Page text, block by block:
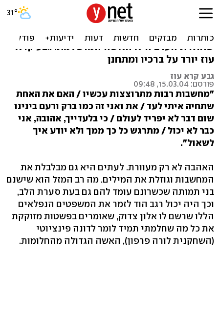
דונה, התינשאי לי?
שחוזרת הערב היא האשה המושלמת. גבע קרא
עוז יורד על ברכיו ומתחנן
גבע קרא עוז
פורסם: 15.03.04, 09:48
"מחשבות רבות מתרוצצות עכשיו / האם את האחת
שתחיה איתי לעד / את ואני זה כמו ברק ורעם בינינו
שום דבר לא יפריד לעולם / כי בלעדייך, אהובה, אני
כבר לא יכול / מתרגש כל כך ממך ולא יודע איך
לשאול".
האהבה לא רק מעוורת. לעתים היא גם מבלבלת את
המחשבות וגוזלת את המילים. מה רב המזל הוא שישנם
בני תמותה שכשרונם עומד להם גם בעת סערת הלב,
וכך היה יכול רגב הוד לזמר את המשפטים הנפלאים
הללו שרשם לו אלון צדוק, שאומרים בפשטות מזוקקת
את כל מה שחלמתי תמיד לומר לדונה פינציוטי
(השחקנית לורה פרפון), האשה הגדולה מהחלומות.